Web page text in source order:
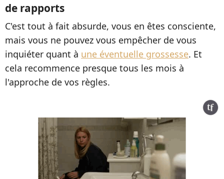
de rapports
C'est tout à fait absurde, vous en êtes consciente,
mais vous ne pouvez vous empêcher de vous
inquiéter quant à une éventuelle grossesse. Et
cela recommence presque tous les mois à
l'approche de vos règles.